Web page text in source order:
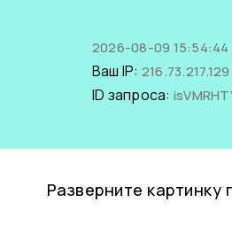
2026-08-09 15:54:44
Ваш IP: 216.73.217.129
ID запроса:
Разверните картинку